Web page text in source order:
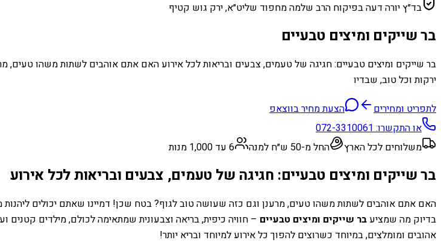
בד״ץ יורה דעה בפיקוח הרב שלמה מחפוד שליט״א, ירק גוש קטיף
בר שייקים ומיצים טבעיים
בר שייקים ומיצים טבעיים: חגיגה של טעמים, צבעים ובריאות לכל אירוע האם אתם אוהבים לשתות משהו טעים,
ירקות וכל טוב, שבדיו
לתפריט ומחירים
הצעת מחיר בווצאפ
או התקשרו:072-3310061
משלוחים לכל הארץ
החל מ-50 ש״ח למנה 6 עד 1,000 מנות
בר שייקים ומיצים טבעיים: חגיגה של טעמים, צבעים ובריאות לכל אירוע
האם אתם אוהבים לשתות משהו טעים, מרענן וגם כזה שעושה טוב לגוף? בטח שכן! דמיינו שאתם יכולים
בדיוק מה שמציע בר שייקים ומיצים טבעיים – חוויה כיפית, בריאה וצבעונית שמתאימה לכולם, מילדים
אהובים ומומלצים, במיוחד כשרוצים להפוך כל אירוע למיוחד ובריא יותר!